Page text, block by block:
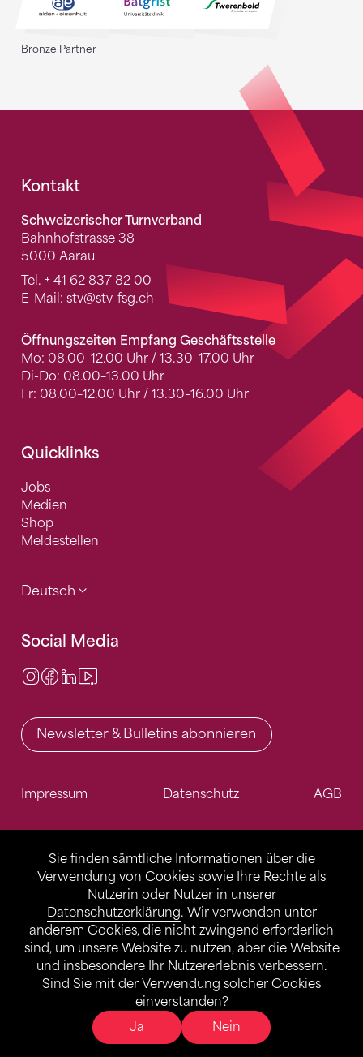
Sie finden sämtliche Informationen über die
Verwendung von Cookies sowie Ihre Rechte als
Nutzerin oder Nutzer in unserer
Datenschutzerklärung. Wir verwenden unter
anderem Cookies, die nicht zwingend erforderlich
sind, um unsere Website zu nutzen, aber die Website
und insbesondere Ihr Nutzererlebnis verbessern.
Sind Sie mit der Verwendung solcher Cookies
einverstanden?
Ja
Nein
Bronze Partner
Fusszeile
Kontakt
Schweizerischer Turnverband
Bahnhofstrasse 38
5000 Aarau
Tel. + 41 62 837 82 00
E-Mail: stv@stv-fsg.ch
Öffnungszeiten Empfang Geschäftsstelle
Mo: 08.00–12.00 Uhr / 13.30–17.00 Uhr
Di-Do: 08.00–13.00 Uhr
Fr: 08.00–12.00 Uhr / 13.30–16.00 Uhr
Quicklinks
Jobs
Medien
Shop
Meldestellen
Deutsch
Social Media
Instagram
Facebook
LinkedIn
Newsletter & Bulletins abonnieren
Impressum Datenschutz AGB